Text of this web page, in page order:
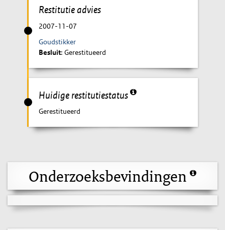
Restitutie advies
2007-11-07
Goudstikker
Besluit: Gerestitueerd
Huidige restitutiestatus
Gerestitueerd
Onderzoeksbevindingen